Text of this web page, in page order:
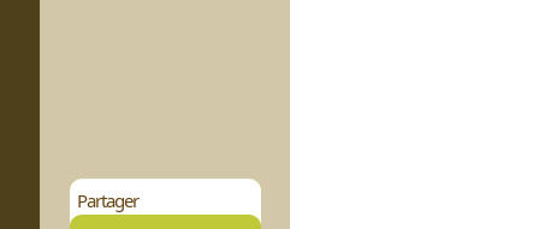
Partager